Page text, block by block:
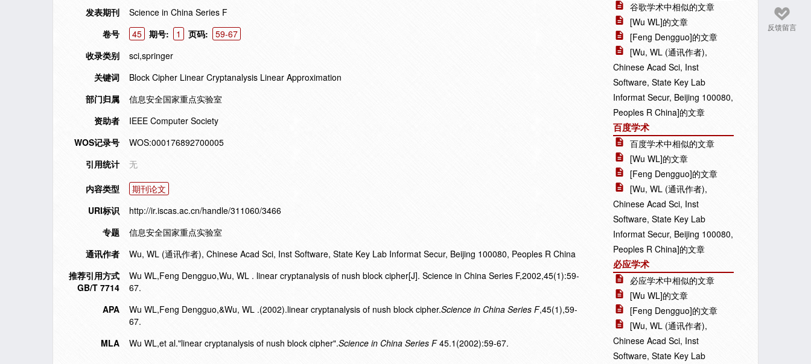
反馈留言
发表期刊
Science in China Series F
卷号
45 期号: 1 页码:
59-67
收录类别
sci,springer
关键词
Block Cipher Linear Cryptanalysis Linear Approximation
部门归属
信息安全国家重点实验室
资助者
IEEE Computer Society
WOS记录号
WOS:000176892700005
引用统计
无
内容类型
期刊论文
URI标识
http://ir.iscas.ac.cn/handle/311060/3466
专题
信息安全国家重点实验室
通讯作者
Wu, WL (通讯作者), Chinese Acad Sci, Inst Software, State Key Lab Informat Secur, Beijing 100080, Peoples R China
推荐引用方式
GB/T 7714
Wu WL,Feng Dengguo,Wu, WL . linear cryptanalysis of nush block cipher[J]. Science in China Series F,2002,45(1):59-
67.
APA
Wu WL,Feng Dengguo,&Wu, WL .(2002).linear cryptanalysis of nush block cipher.Science in China Series F,45(1),59-
67.
MLA
Wu WL,et al."linear cryptanalysis of nush block cipher".Science in China Series F45.1(2002):59-67.
谷歌学术中相似的文章
[Wu WL]的文章
[Feng Dengguo]的文章
[Wu, WL (通讯作者),
Chinese Acad Sci, Inst
Software, State Key Lab
Informat Secur, Beijing 100080,
Peoples R China]的文章
百度学术
百度学术中相似的文章
[Wu WL]的文章
[Feng Dengguo]的文章
[Wu, WL (通讯作者),
Chinese Acad Sci, Inst
Software, State Key Lab
Informat Secur, Beijing 100080,
Peoples R China]的文章
必应学术
必应学术中相似的文章
[Wu WL]的文章
[Feng Dengguo]的文章
[Wu, WL (通讯作者),
Chinese Acad Sci, Inst
Software, State Key Lab